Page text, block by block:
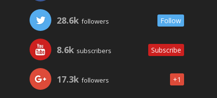
28.6k followers Follow
8.6k subscribers Subscribe
17.3k followers +1